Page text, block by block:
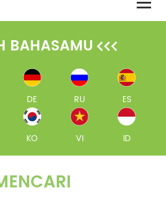
BAHASAMU
DE RU ES
KO VI ID